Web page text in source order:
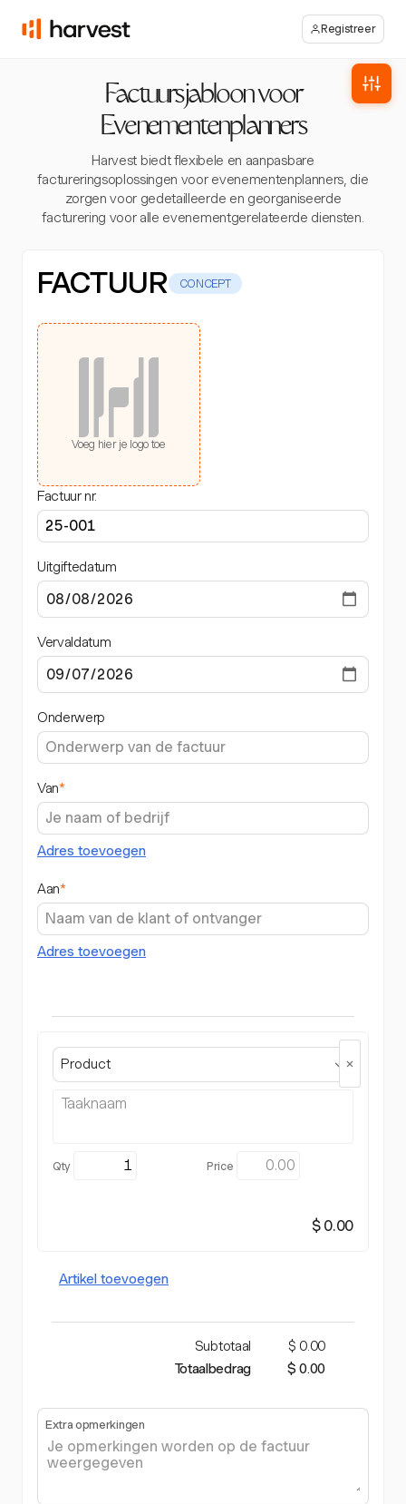
Registreer
Factuursjabloon voor
Evenementenplanners
Harvest biedt flexibele en aanpasbare
factureringsoplossingen voor evenementenplanners, die
zorgen voor gedetailleerde en georganiseerde
facturering voor alle evenementgerelateerde diensten.
FACTUUR CONCEPT
Voeg hier je logo toe
Factuur nr.
Uitgiftedatum
Vervaldatum
Onderwerp
Van*
Adres toevoegen
Aan*
Adres toevoegen
Product
$ 0.00
Artikel toevoegen
Subtotaal
$ 0.00
Totaalbedrag
$ 0.00
Extra opmerkingen